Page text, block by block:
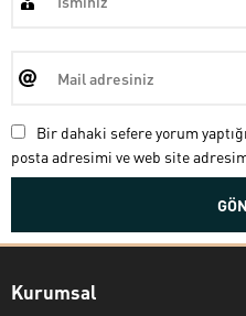
Bir dahaki sefere yorum
posta adresimi ve web site
Kurumsal